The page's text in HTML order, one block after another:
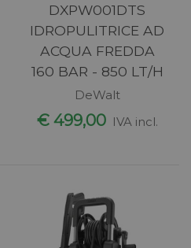
DXPW001DTS
IDROPULITRICE AD
ACQUA FREDDA
160 BAR - 850 LT/H
DeWalt
€ 499,00 IVA incl.